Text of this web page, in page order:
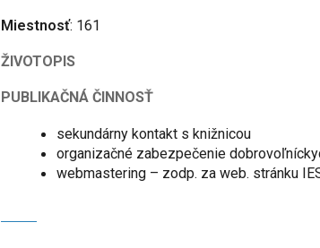
Miestnosť: 161
ŽIVOTOPIS
PUBLIKAČNÁ ČINNOSŤ
sekundárny kontakt s knižnicou
organizačné zabezpečenie
webmastering – zodp. za web. stránku